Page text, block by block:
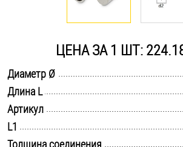
Такелаж
Хомуты
Шайбы
ЦЕНА ЗА 1 ШТ:
Диаметр Ø
Длина L
Артикул
L1
Толщина соединения